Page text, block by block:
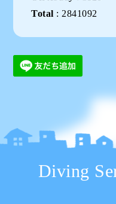
Total : 2841092
Diving